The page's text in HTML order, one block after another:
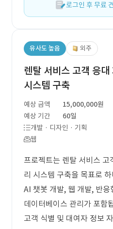
로그인 후 무료
유사도 높음 외주
렌탈 서비스 고객 응
시스템 구축
예상 금액
15,000,000원
예상 기간
60일
개발 · 디자인 · 기획
웹
프로젝트는 렌탈 서비스
리 시스템 구축을 목표로
AI 챗봇 개발, 웹 개발, 반
데이터베이스 관리가 포함
고객 식별 및 대여자 정보